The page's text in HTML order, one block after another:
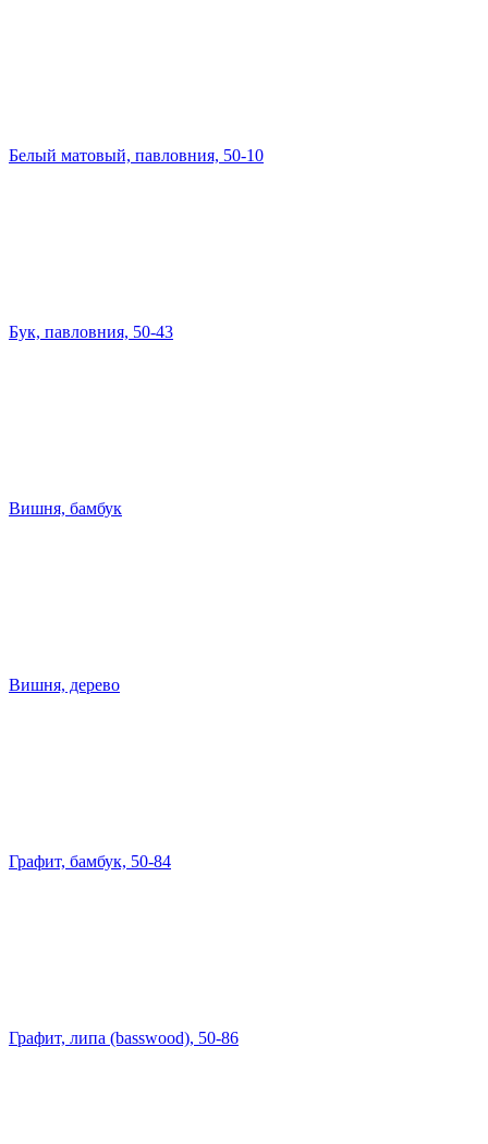
Белый матовый, павловния, 50-10
Бук, павловния, 50-43
Вишня, бамбук
Вишня, дерево
Графит, бамбук, 50-84
Графит, липа (basswood), 50-86